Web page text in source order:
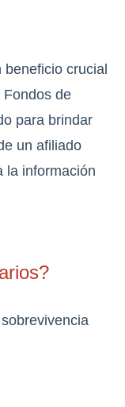
crucial
Fondos de
para brindar
un afiliado
la información